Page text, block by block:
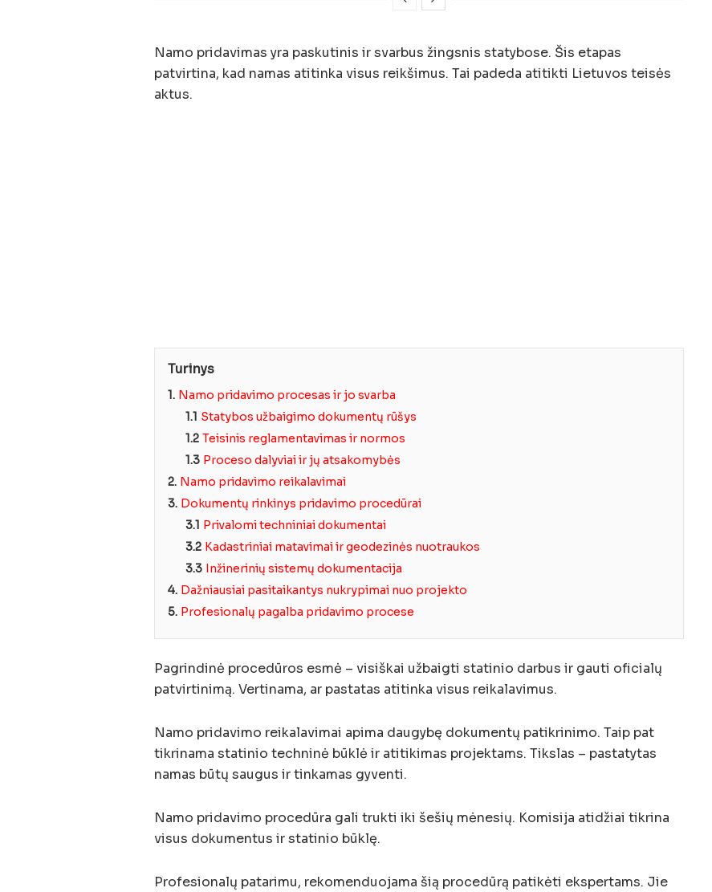
Namo pridavimas yra paskutinis ir svarbus žingsnis statybose. Šis etapas
patvirtina, kad namas atitinka visus reikšimus. Tai padeda atitikti Lietuvos teisės
aktus.
Turinys
1. Namo pridavimo procesas ir jo svarba
1.1 Statybos užbaigimo dokumentų rūšys
1.2 Teisinis reglamentavimas ir normos
1.3 Proceso dalyviai ir jų atsakomybės
2. Namo pridavimo reikalavimai
3. Dokumentų rinkinys pridavimo procedūrai
3.1 Privalomi techniniai dokumentai
3.2 Kadastriniai matavimai ir geodezinės nuotraukos
3.3 Inžinerinių sistemų dokumentacija
4. Dažniausiai pasitaikantys nukrypimai nuo projekto
5. Profesionalų pagalba pridavimo procese
Pagrindinė procedūros esmė – visiškai užbaigti statinio darbus ir gauti oficialų
patvirtinimą. Vertinama, ar pastatas atitinka visus reikalavimus.
Namo pridavimo reikalavimai apima daugybę dokumentų patikrinimo. Taip pat
tikrinama statinio techninė būklė ir atitikimas projektams. Tikslas – pastatytas
namas būtų saugus ir tinkamas gyventi.
Namo pridavimo procedūra gali trukti iki šešių mėnesių. Komisija atidžiai tikrina
visus dokumentus ir statinio būklę.
Profesionalų patarimu, rekomenduojama šią procedūrą patikėti ekspertams. Jie